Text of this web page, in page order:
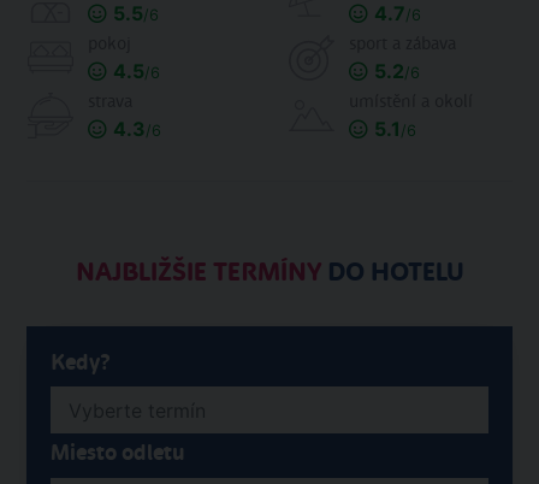
5.5/6 4.7/6
4.5/6 5.2/6
4.3/6 5.1 /6
NAJBLIŽŠIE TERMÍNYDO HOTELU
Kedy?
Miesto odletu